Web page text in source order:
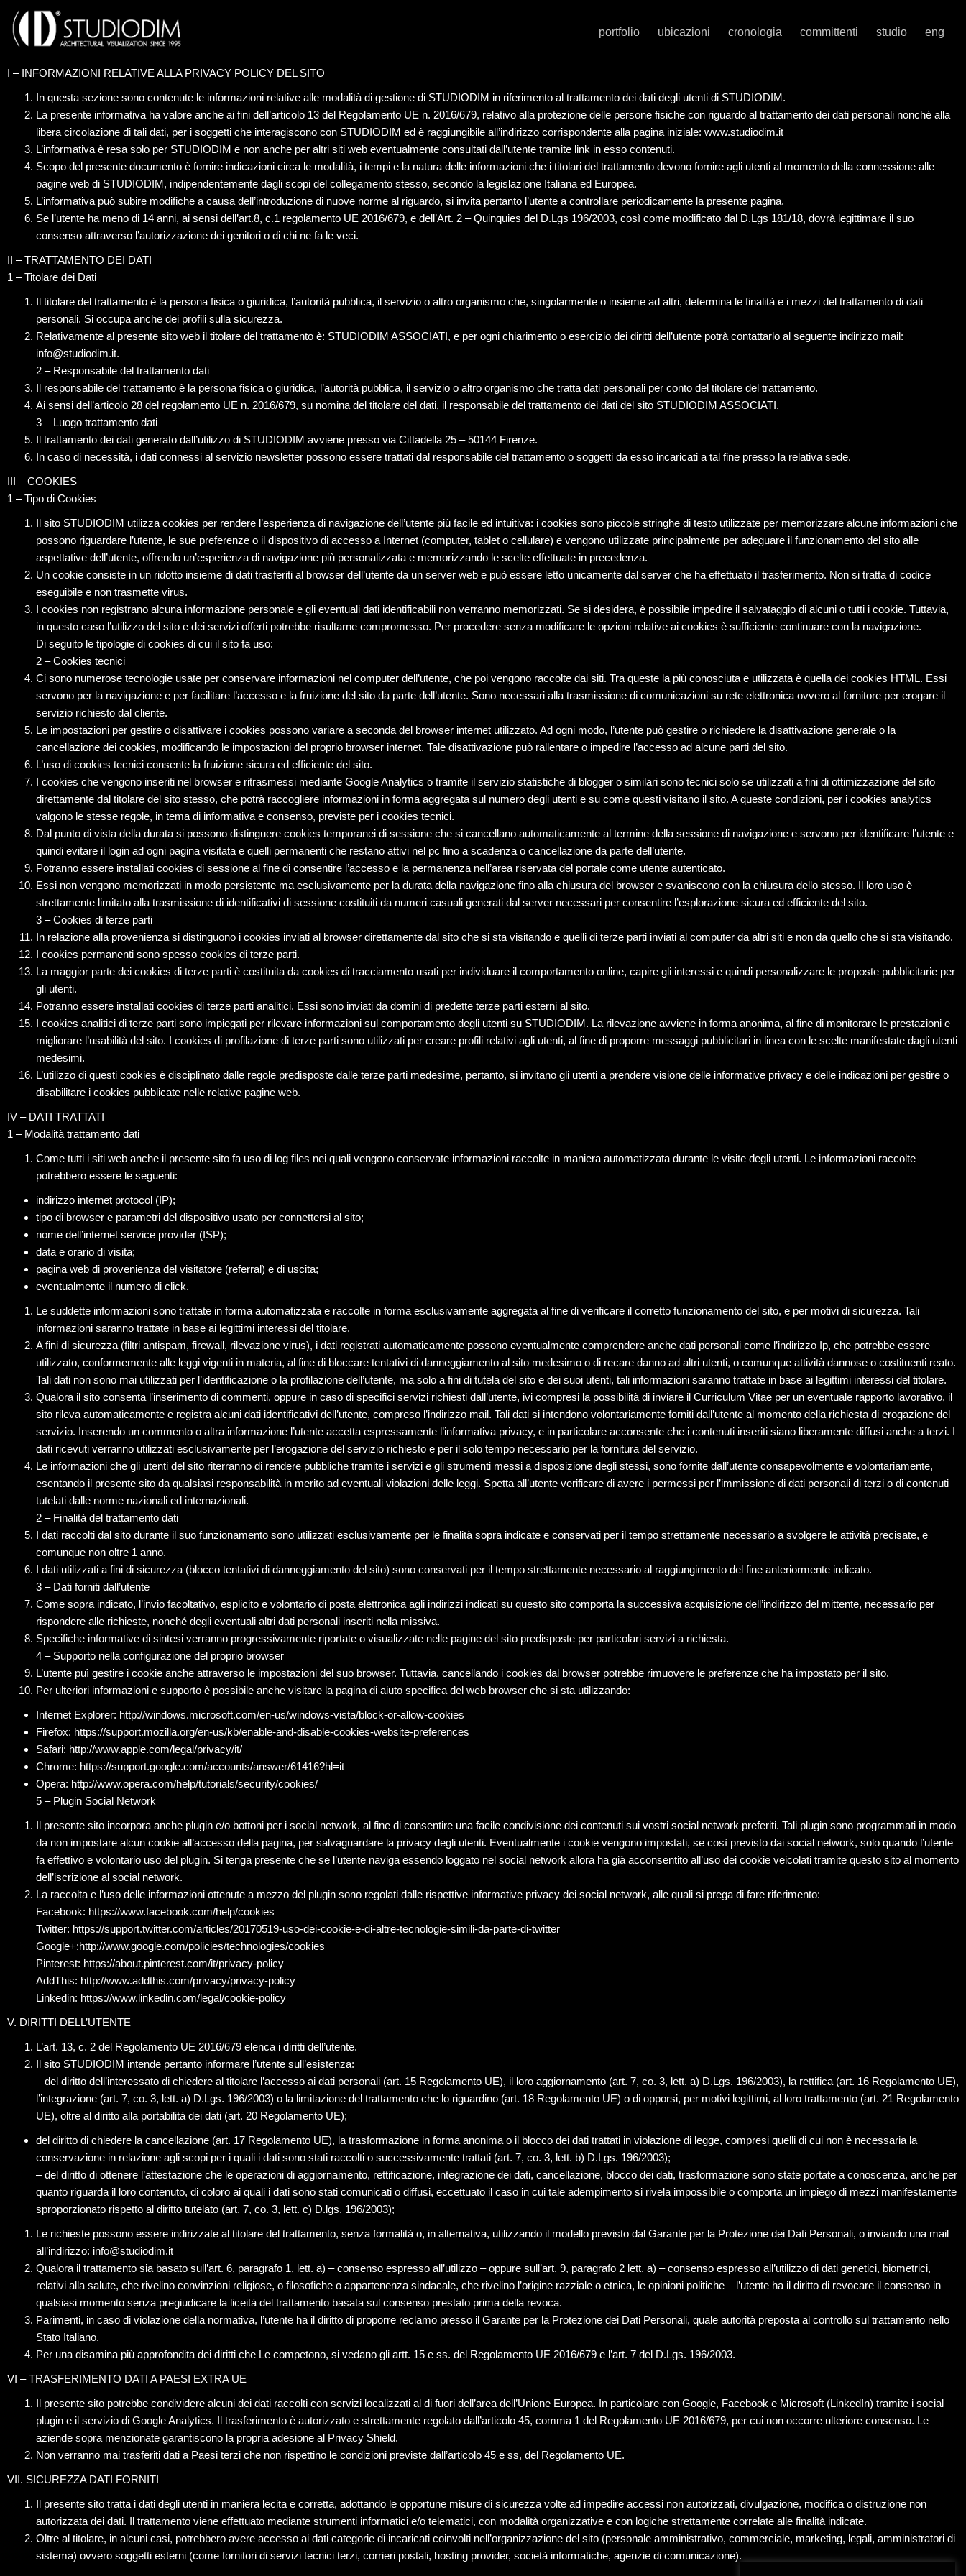
portfolio ubicazioni cronologia committenti studio eng
I – INFORMAZIONI RELATIVE ALLA PRIVACY POLICY DEL SITO
In questa sezione sono contenute le informazioni relative alle modalità di gestione di STUDIODIM in riferimento al trattamento dei dati degli utenti di STUDIODIM.
La presente informativa ha valore anche ai fini dell’articolo 13 del Regolamento UE n. 2016/679, relativo alla protezione delle persone fisiche con riguardo al trattamento dei dati personali nonché alla
libera circolazione di tali dati, per i soggetti che interagiscono con STUDIODIM ed è raggiungibile all’indirizzo corrispondente alla pagina iniziale: www.studiodim.it
L’informativa è resa solo per STUDIODIM e non anche per altri siti web eventualmente consultati dall’utente tramite link in esso contenuti.
Scopo del presente documento è fornire indicazioni circa le modalità, i tempi e la natura delle informazioni che i titolari del trattamento devono fornire agli utenti al momento della connessione alle
pagine web di STUDIODIM, indipendentemente dagli scopi del collegamento stesso, secondo la legislazione Italiana ed Europea.
L’informativa può subire modifiche a causa dell’introduzione di nuove norme al riguardo, si invita pertanto l’utente a controllare periodicamente la presente pagina.
Se l’utente ha meno di 14 anni, ai sensi dell’art.8, c.1 regolamento UE 2016/679, e dell’Art. 2 – Quinquies del D.Lgs 196/2003, così come modificato dal D.Lgs 181/18, dovrà legittimare il suo
consenso attraverso l’autorizzazione dei genitori o di chi ne fa le veci.
II – TRATTAMENTO DEI DATI
1 – Titolare dei Dati
Il titolare del trattamento è la persona fisica o giuridica, l’autorità pubblica, il servizio o altro organismo che, singolarmente o insieme ad altri, determina le finalità e i mezzi del trattamento di dati
personali. Si occupa anche dei profili sulla sicurezza.
Relativamente al presente sito web il titolare del trattamento è: STUDIODIM ASSOCIATI, e per ogni chiarimento o esercizio dei diritti dell’utente potrà contattarlo al seguente indirizzo mail:
info@studiodim.it.
2 – Responsabile del trattamento dati
Il responsabile del trattamento è la persona fisica o giuridica, l’autorità pubblica, il servizio o altro organismo che tratta dati personali per conto del titolare del trattamento.
Ai sensi dell’articolo 28 del regolamento UE n. 2016/679, su nomina del titolare del dati, il responsabile del trattamento dei dati del sito STUDIODIM ASSOCIATI.
3 – Luogo trattamento dati
Il trattamento dei dati generato dall’utilizzo di STUDIODIM avviene presso via Cittadella 25 – 50144 Firenze.
In caso di necessità, i dati connessi al servizio newsletter possono essere trattati dal responsabile del trattamento o soggetti da esso incaricati a tal fine presso la relativa sede.
III – COOKIES
1 – Tipo di Cookies
Il sito STUDIODIM utilizza cookies per rendere l’esperienza di navigazione dell’utente più facile ed intuitiva: i cookies sono piccole stringhe di testo utilizzate per memorizzare alcune informazioni che
possono riguardare l’utente, le sue preferenze o il dispositivo di accesso a Internet (computer, tablet o cellulare) e vengono utilizzate principalmente per adeguare il funzionamento del sito alle
aspettative dell’utente, offrendo un’esperienza di navigazione più personalizzata e memorizzando le scelte effettuate in precedenza.
Un cookie consiste in un ridotto insieme di dati trasferiti al browser dell’utente da un server web e può essere letto unicamente dal server che ha effettuato il trasferimento. Non si tratta di codice
eseguibile e non trasmette virus.
I cookies non registrano alcuna informazione personale e gli eventuali dati identificabili non verranno memorizzati. Se si desidera, è possibile impedire il salvataggio di alcuni o tutti i cookie. Tuttavia,
in questo caso l’utilizzo del sito e dei servizi offerti potrebbe risultarne compromesso. Per procedere senza modificare le opzioni relative ai cookies è sufficiente continuare con la navigazione.
Di seguito le tipologie di cookies di cui il sito fa uso:
2 – Cookies tecnici
Ci sono numerose tecnologie usate per conservare informazioni nel computer dell’utente, che poi vengono raccolte dai siti. Tra queste la più conosciuta e utilizzata è quella dei cookies HTML. Essi
servono per la navigazione e per facilitare l’accesso e la fruizione del sito da parte dell’utente. Sono necessari alla trasmissione di comunicazioni su rete elettronica ovvero al fornitore per erogare il
servizio richiesto dal cliente.
Le impostazioni per gestire o disattivare i cookies possono variare a seconda del browser internet utilizzato. Ad ogni modo, l’utente può gestire o richiedere la disattivazione generale o la
cancellazione dei cookies, modificando le impostazioni del proprio browser internet. Tale disattivazione può rallentare o impedire l’accesso ad alcune parti del sito.
L’uso di cookies tecnici consente la fruizione sicura ed efficiente del sito.
I cookies che vengono inseriti nel browser e ritrasmessi mediante Google Analytics o tramite il servizio statistiche di blogger o similari sono tecnici solo se utilizzati a fini di ottimizzazione del sito
direttamente dal titolare del sito stesso, che potrà raccogliere informazioni in forma aggregata sul numero degli utenti e su come questi visitano il sito. A queste condizioni, per i cookies analytics
valgono le stesse regole, in tema di informativa e consenso, previste per i cookies tecnici.
Dal punto di vista della durata si possono distinguere cookies temporanei di sessione che si cancellano automaticamente al termine della sessione di navigazione e servono per identificare l’utente e
quindi evitare il login ad ogni pagina visitata e quelli permanenti che restano attivi nel pc fino a scadenza o cancellazione da parte dell’utente.
Potranno essere installati cookies di sessione al fine di consentire l’accesso e la permanenza nell’area riservata del portale come utente autenticato.
Essi non vengono memorizzati in modo persistente ma esclusivamente per la durata della navigazione fino alla chiusura del browser e svaniscono con la chiusura dello stesso. Il loro uso è
strettamente limitato alla trasmissione di identificativi di sessione costituiti da numeri casuali generati dal server necessari per consentire l’esplorazione sicura ed efficiente del sito.
3 – Cookies di terze parti
In relazione alla provenienza si distinguono i cookies inviati al browser direttamente dal sito che si sta visitando e quelli di terze parti inviati al computer da altri siti e non da quello che si sta visitando.
I cookies permanenti sono spesso cookies di terze parti.
La maggior parte dei cookies di terze parti è costituita da cookies di tracciamento usati per individuare il comportamento online, capire gli interessi e quindi personalizzare le proposte pubblicitarie per
gli utenti.
Potranno essere installati cookies di terze parti analitici. Essi sono inviati da domini di predette terze parti esterni al sito.
I cookies analitici di terze parti sono impiegati per rilevare informazioni sul comportamento degli utenti su STUDIODIM. La rilevazione avviene in forma anonima, al fine di monitorare le prestazioni e
migliorare l’usabilità del sito. I cookies di profilazione di terze parti sono utilizzati per creare profili relativi agli utenti, al fine di proporre messaggi pubblicitari in linea con le scelte manifestate dagli utenti
medesimi.
L’utilizzo di questi cookies è disciplinato dalle regole predisposte dalle terze parti medesime, pertanto, si invitano gli utenti a prendere visione delle informative privacy e delle indicazioni per gestire o
disabilitare i cookies pubblicate nelle relative pagine web.
IV – DATI TRATTATI
1 – Modalità trattamento dati
Come tutti i siti web anche il presente sito fa uso di log files nei quali vengono conservate informazioni raccolte in maniera automatizzata durante le visite degli utenti. Le informazioni raccolte
potrebbero essere le seguenti:
indirizzo internet protocol (IP);
tipo di browser e parametri del dispositivo usato per connettersi al sito;
nome dell’internet service provider (ISP);
data e orario di visita;
pagina web di provenienza del visitatore (referral) e di uscita;
eventualmente il numero di click.
Le suddette informazioni sono trattate in forma automatizzata e raccolte in forma esclusivamente aggregata al fine di verificare il corretto funzionamento del sito, e per motivi di sicurezza. Tali
informazioni saranno trattate in base ai legittimi interessi del titolare.
A fini di sicurezza (filtri antispam, firewall, rilevazione virus), i dati registrati automaticamente possono eventualmente comprendere anche dati personali come l’indirizzo Ip, che potrebbe essere
utilizzato, conformemente alle leggi vigenti in materia, al fine di bloccare tentativi di danneggiamento al sito medesimo o di recare danno ad altri utenti, o comunque attività dannose o costituenti reato.
Tali dati non sono mai utilizzati per l’identificazione o la profilazione dell’utente, ma solo a fini di tutela del sito e dei suoi utenti, tali informazioni saranno trattate in base ai legittimi interessi del titolare.
Qualora il sito consenta l’inserimento di commenti, oppure in caso di specifici servizi richiesti dall’utente, ivi compresi la possibilità di inviare il Curriculum Vitae per un eventuale rapporto lavorativo, il
sito rileva automaticamente e registra alcuni dati identificativi dell’utente, compreso l’indirizzo mail. Tali dati si intendono volontariamente forniti dall’utente al momento della richiesta di erogazione del
servizio. Inserendo un commento o altra informazione l’utente accetta espressamente l’informativa privacy, e in particolare acconsente che i contenuti inseriti siano liberamente diffusi anche a terzi. I
dati ricevuti verranno utilizzati esclusivamente per l’erogazione del servizio richiesto e per il solo tempo necessario per la fornitura del servizio.
Le informazioni che gli utenti del sito riterranno di rendere pubbliche tramite i servizi e gli strumenti messi a disposizione degli stessi, sono fornite dall’utente consapevolmente e volontariamente,
esentando il presente sito da qualsiasi responsabilità in merito ad eventuali violazioni delle leggi. Spetta all’utente verificare di avere i permessi per l’immissione di dati personali di terzi o di contenuti
tutelati dalle norme nazionali ed internazionali.
2 – Finalità del trattamento dati
I dati raccolti dal sito durante il suo funzionamento sono utilizzati esclusivamente per le finalità sopra indicate e conservati per il tempo strettamente necessario a svolgere le attività precisate, e
comunque non oltre 1 anno.
I dati utilizzati a fini di sicurezza (blocco tentativi di danneggiamento del sito) sono conservati per il tempo strettamente necessario al raggiungimento del fine anteriormente indicato.
3 – Dati forniti dall’utente
Come sopra indicato, l’invio facoltativo, esplicito e volontario di posta elettronica agli indirizzi indicati su questo sito comporta la successiva acquisizione dell’indirizzo del mittente, necessario per
rispondere alle richieste, nonché degli eventuali altri dati personali inseriti nella missiva.
Specifiche informative di sintesi verranno progressivamente riportate o visualizzate nelle pagine del sito predisposte per particolari servizi a richiesta.
4 – Supporto nella configurazione del proprio browser
L’utente puì gestire i cookie anche attraverso le impostazioni del suo browser. Tuttavia, cancellando i cookies dal browser potrebbe rimuovere le preferenze che ha impostato per il sito.
Per ulteriori informazioni e supporto è possibile anche visitare la pagina di aiuto specifica del web browser che si sta utilizzando:
Internet Explorer: http://windows.microsoft.com/en-us/windows-vista/block-or-allow-cookies
Firefox: https://support.mozilla.org/en-us/kb/enable-and-disable-cookies-website-preferences
Safari: http://www.apple.com/legal/privacy/it/
Chrome: https://support.google.com/accounts/answer/61416?hl=it
Opera: http://www.opera.com/help/tutorials/security/cookies/
5 – Plugin Social Network
Il presente sito incorpora anche plugin e/o bottoni per i social network, al fine di consentire una facile condivisione dei contenuti sui vostri social network preferiti. Tali plugin sono programmati in modo
da non impostare alcun cookie all’accesso della pagina, per salvaguardare la privacy degli utenti. Eventualmente i cookie vengono impostati, se così previsto dai social network, solo quando l’utente
fa effettivo e volontario uso del plugin. Si tenga presente che se l’utente naviga essendo loggato nel social network allora ha già acconsentito all’uso dei cookie veicolati tramite questo sito al momento
dell’iscrizione al social network.
La raccolta e l’uso delle informazioni ottenute a mezzo del plugin sono regolati dalle rispettive informative privacy dei social network, alle quali si prega di fare riferimento:
Facebook: https://www.facebook.com/help/cookies
Twitter: https://support.twitter.com/articles/20170519-uso-dei-cookie-e-di-altre-tecnologie-simili-da-parte-di-twitter
Google+:http://www.google.com/policies/technologies/cookies
Pinterest: https://about.pinterest.com/it/privacy-policy
AddThis: http://www.addthis.com/privacy/privacy-policy
Linkedin: https://www.linkedin.com/legal/cookie-policy
V. DIRITTI DELL’UTENTE
L’art. 13, c. 2 del Regolamento UE 2016/679 elenca i diritti dell’utente.
Il sito STUDIODIM intende pertanto informare l’utente sull’esistenza:
– del diritto dell’interessato di chiedere al titolare l’accesso ai dati personali (art. 15 Regolamento UE), il loro aggiornamento (art. 7, co. 3, lett. a) D.Lgs. 196/2003), la rettifica (art. 16 Regolamento UE),
l’integrazione (art. 7, co. 3, lett. a) D.Lgs. 196/2003) o la limitazione del trattamento che lo riguardino (art. 18 Regolamento UE) o di opporsi, per motivi legittimi, al loro trattamento (art. 21 Regolamento
UE), oltre al diritto alla portabilità dei dati (art. 20 Regolamento UE);
del diritto di chiedere la cancellazione (art. 17 Regolamento UE), la trasformazione in forma anonima o il blocco dei dati trattati in violazione di legge, compresi quelli di cui non è necessaria la
conservazione in relazione agli scopi per i quali i dati sono stati raccolti o successivamente trattati (art. 7, co. 3, lett. b) D.Lgs. 196/2003);
– del diritto di ottenere l’attestazione che le operazioni di aggiornamento, rettificazione, integrazione dei dati, cancellazione, blocco dei dati, trasformazione sono state portate a conoscenza, anche per
quanto riguarda il loro contenuto, di coloro ai quali i dati sono stati comunicati o diffusi, eccettuato il caso in cui tale adempimento si rivela impossibile o comporta un impiego di mezzi manifestamente
sproporzionato rispetto al diritto tutelato (art. 7, co. 3, lett. c) D.lgs. 196/2003);
Le richieste possono essere indirizzate al titolare del trattamento, senza formalità o, in alternativa, utilizzando il modello previsto dal Garante per la Protezione dei Dati Personali, o inviando una mail
all’indirizzo: info@studiodim.it
Qualora il trattamento sia basato sull’art. 6, paragrafo 1, lett. a) – consenso espresso all’utilizzo – oppure sull’art. 9, paragrafo 2 lett. a) – consenso espresso all’utilizzo di dati genetici, biometrici,
relativi alla salute, che rivelino convinzioni religiose, o filosofiche o appartenenza sindacale, che rivelino l’origine razziale o etnica, le opinioni politiche – l’utente ha il diritto di revocare il consenso in
qualsiasi momento senza pregiudicare la liceità del trattamento basata sul consenso prestato prima della revoca.
Parimenti, in caso di violazione della normativa, l’utente ha il diritto di proporre reclamo presso il Garante per la Protezione dei Dati Personali, quale autorità preposta al controllo sul trattamento nello
Stato Italiano.
Per una disamina più approfondita dei diritti che Le competono, si vedano gli artt. 15 e ss. del Regolamento UE 2016/679 e l’art. 7 del D.Lgs. 196/2003.
VI – TRASFERIMENTO DATI A PAESI EXTRA UE
Il presente sito potrebbe condividere alcuni dei dati raccolti con servizi localizzati al di fuori dell’area dell’Unione Europea. In particolare con Google, Facebook e Microsoft (LinkedIn) tramite i social
plugin e il servizio di Google Analytics. Il trasferimento è autorizzato e strettamente regolato dall’articolo 45, comma 1 del Regolamento UE 2016/679, per cui non occorre ulteriore consenso. Le
aziende sopra menzionate garantiscono la propria adesione al Privacy Shield.
Non verranno mai trasferiti dati a Paesi terzi che non rispettino le condizioni previste dall’articolo 45 e ss, del Regolamento UE.
VII. SICUREZZA DATI FORNITI
Il presente sito tratta i dati degli utenti in maniera lecita e corretta, adottando le opportune misure di sicurezza volte ad impedire accessi non autorizzati, divulgazione, modifica o distruzione non
autorizzata dei dati. Il trattamento viene effettuato mediante strumenti informatici e/o telematici, con modalità organizzative e con logiche strettamente correlate alle finalità indicate.
Oltre al titolare, in alcuni casi, potrebbero avere accesso ai dati categorie di incaricati coinvolti nell’organizzazione del sito (personale amministrativo, commerciale, marketing, legali, amministratori di
sistema) ovvero soggetti esterni (come fornitori di servizi tecnici terzi, corrieri postali, hosting provider, società informatiche, agenzie di comunicazione).